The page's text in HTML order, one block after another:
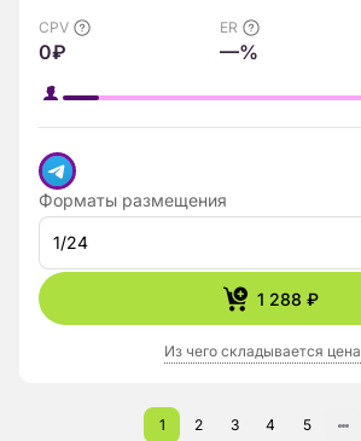
CPV
0₽
ER
—%
Форматы размещения
1/24
1 288 ₽
Из чего складывается цена
1 2 3 4 5